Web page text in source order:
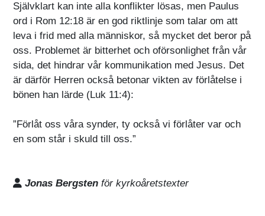
Självklart kan inte alla konflikter lösas, men Paulus
ord i Rom 12:18 är en god riktlinje som talar om att
leva i frid med alla människor, så mycket det beror på
oss. Problemet är bitterhet och oförsonlighet från vår
sida, det hindrar vår kommunikation med Jesus. Det
är därför Herren också betonar vikten av förlåtelse i
bönen han lärde (Luk 11:4):
”Förlåt oss våra synder, ty också vi förlåter var och
en som står i skuld till oss.”
Jonas Bergsten för kyrkoåretstexter